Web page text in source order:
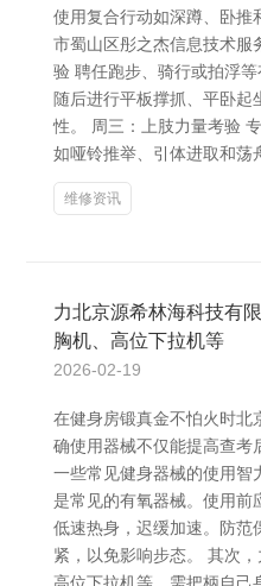
使用复合行动如深蹲、卧推
市蜀山区彤之杰信息技术服
验 聘任跑步、骑行或拍浮
随后进行平板撑抓、平卧起
性。 周三：上肢力量考验
如哑铃推举、引体进取和荡
维修资讯
力北京源希林海科技有
胸机、高位下拉机等
2026-02-19
在健身房锻真金不怕火时北
确使用器械不仅能提高查考
一些常见健身器械的使用智
是常见的有氧器械。使用前
低速热身，迟缓加速。防范
紧，以免影响步态。 其次，